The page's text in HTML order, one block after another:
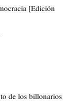
[Edición
de los billonarios